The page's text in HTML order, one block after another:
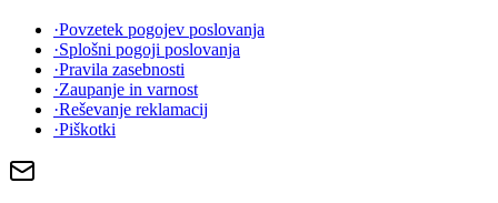
·Povzetek pogojev poslovanja
·Splošni pogoji poslovanja
·Pravila zasebnosti
·Zaupanje in varnost
·Reševanje reklamacij
·Piškotki